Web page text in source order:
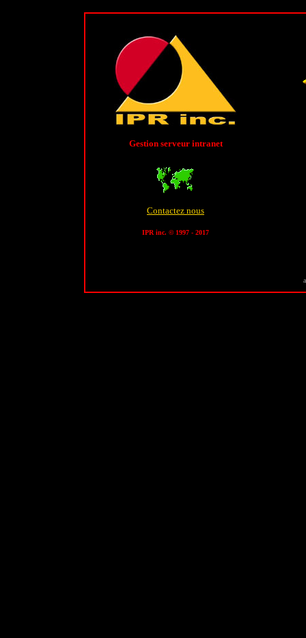
Gestion serveur intranet
Contactez nous
IPR inc. © 1997 - 2017